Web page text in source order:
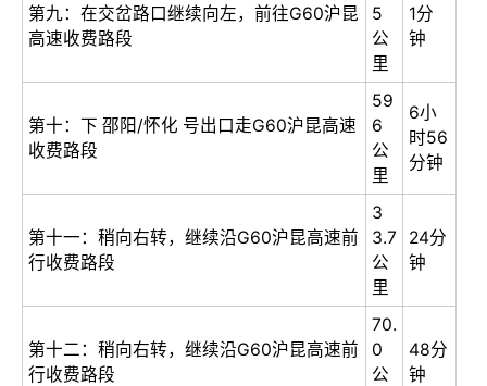
第九：在交岔路口继续向左，前往G60沪昆
高速收费路段
5
公
里
1分
钟
第十：下 邵阳/怀化 号出口走G60沪昆高速
收费路段
59
6
公
里
6小
时56
分钟
第十一：稍向右转，继续沿G60沪昆高速前
行收费路段
3
3.7
公
里
24分
钟
第十二：稍向右转，继续沿G60沪昆高速前
行收费路段
70.
0
公
48分
钟